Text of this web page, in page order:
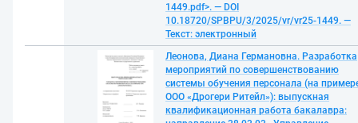
1449.pdf>. — DOI
10.18720/SPBPU/3/2025/vr/vr25-1449. —
Текст: электронный
Леонова, Диана Германовна. Разработка
мероприятий по совершенствованию
системы обучения персонала (на
ООО «Дрогери Ритейл»): выпускная
квалификационная работа бакалавра: